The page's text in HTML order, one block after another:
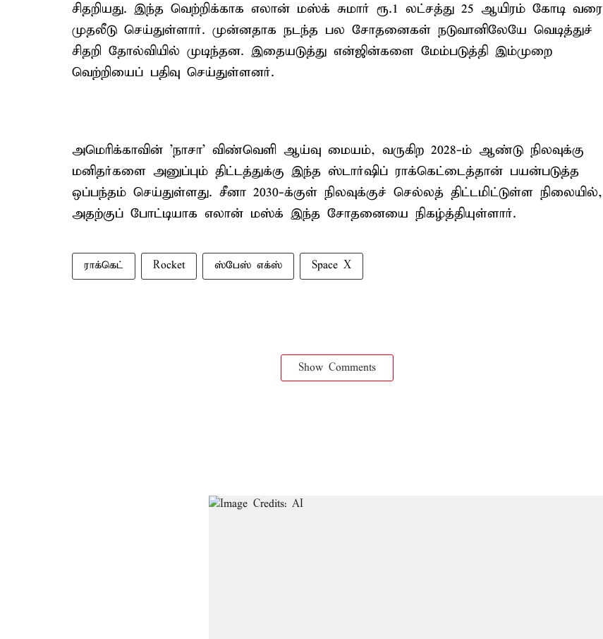
சிதறியது. இந்த வெற்றிக்காக எலான் மஸ்க் சுமார் ரூ.1 லட்சத்து 25 ஆயிரம் கோடி வரை
முதலீடு செய்துள்ளார். முன்னதாக நடந்த பல சோதனைகள் நடுவானிலேயே வெடித்துச்
சிதறி தோல்வியில் முடிந்தன. இதையடுத்து என்ஜின்களை மேம்படுத்தி இம்முறை
வெற்றியைப் பதிவு செய்துள்ளனர்.
அமெரிக்காவின் 'நாசா' விண்வெளி ஆய்வு மையம், வருகிற 2028-ம் ஆண்டு நிலவுக்கு
மனிதர்களை அனுப்பும் திட்டத்துக்கு இந்த ஸ்டார்ஷிப் ராக்கெட்டைத்தான் பயன்படுத்த
ஒப்பந்தம் செய்துள்ளது. சீனா 2030-க்குள் நிலவுக்குச் செல்லத் திட்டமிட்டுள்ள நிலையில்,
அதற்குப் போட்டியாக எலான் மஸ்க் இந்த சோதனையை நிகழ்த்தியுள்ளார்.
ராக்கெட் Rocket ஸ்பேஸ் எக்ஸ் Space X
Show Comments